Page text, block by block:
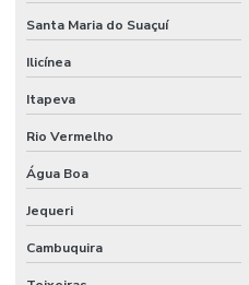
Santa Maria do Suaçuí
Ilicínea
Itapeva
Rio Vermelho
Água Boa
Jequeri
Cambuquira